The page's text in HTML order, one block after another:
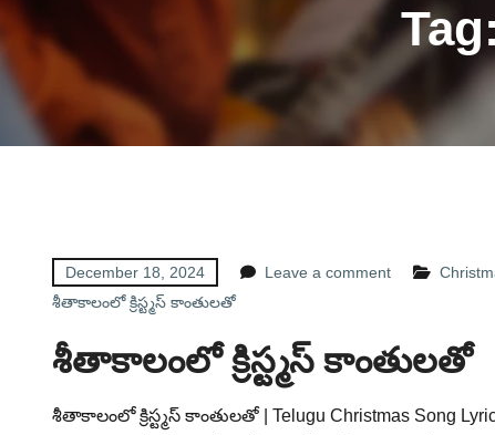
December 18, 2024 Leave a comment
శీతాకాలంలో క్రిస్ట్మస్ కాంతులతో
శీతాకాలంలో క్రిస్ట్మస్ కాంతులతో
శీతాకాలంలో క్రిస్ట్మస్ కాంతులతో | Telugu Christmas